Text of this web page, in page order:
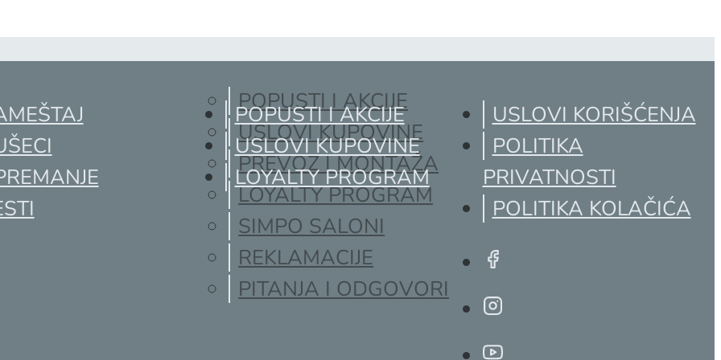
POPUSTI I AKCIJE
USLOVI KUPOVINE
PREVOZ I MONTAŽA
LOYALTY PROGRAM
SIMPO SALONI
REKLAMACIJE
PITANJA I ODGOVORI
POPUSTI I AKCIJE
USLOVI KUPOVINE
LOYALTY PROGRAM
USLOVI KORIŠĆENJA
POLITIKA
PRIVATNOSTI
POLITIKA KOLAČIĆA